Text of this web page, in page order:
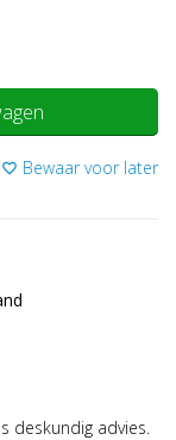
favorite_border Bewaar voor later
deskundig advies.